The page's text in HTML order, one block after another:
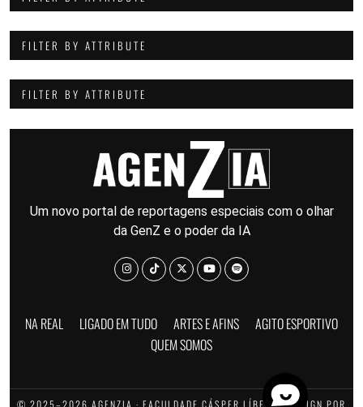
FILTER BY ATTRIBUTE
FILTER BY ATTRIBUTE
Um novo portal de reportagens especiais com o olhar
da GenZ e o poder da IA
NA REAL LIGADO EM TUDO ARTES E AFINS
AGITO ESPORTIVO
QUEM SOMOS
© 2025–2026 AGENZIA · FACULDADE CÁSPER LÍBERO · DESIGN POR